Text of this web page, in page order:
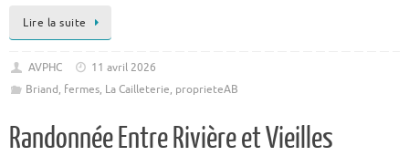
Lire la suite
AVPHC
11 avril 2026
Briand, fermes, La Cailleterie, proprieteAB
Randonnée Entre Rivière et Vieilles